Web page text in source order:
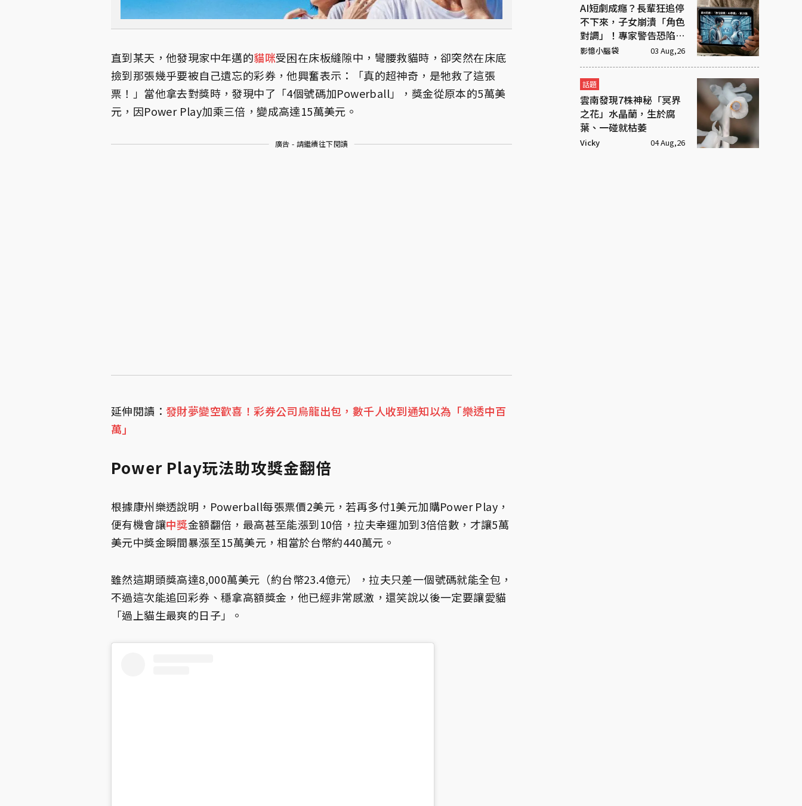
直到某天，他發現家中年邁的貓咪受困在床板縫隙中，彎腰救貓時，卻突然在床底
撿到那張幾乎要被自己遺忘的彩券，他興奮表示：「真的超神奇，是牠救了這張
票！」當他拿去對獎時，發現中了「4個號碼加Powerball」，獎金從原本的5萬美
元，因Power Play加乘三倍，變成高達15萬美元。
廣告 - 請繼續往下閱讀
延伸閱讀： 發財夢變空歡喜！彩券公司烏龍出包，數千人收到通知以為「樂透中百
萬」
Power Play玩法助攻獎金翻倍
根據康州樂透說明，Powerball每張票價2美元，若再多付1美元加購Power Play，
便有機會讓中獎金額翻倍，最高甚至能漲到10倍，拉夫幸運加到3倍倍數，才讓5萬
美元中獎金瞬間暴漲至15萬美元，相當於台幣約440萬元。
雖然這期頭獎高達8,000萬美元（約台幣23.4億元），拉夫只差一個號碼就能全包，
不過這次能追回彩券、穩拿高額獎金，他已經非常感激，還笑說以後一定要讓愛貓
「過上貓生最爽的日子」。
AI短劇成癮？長輩狂追停
不下來，子女崩潰「角色
對調」！專家警告恐陷腦
腐
影憶小腦袋 03 Aug,26
話題
雲南發現7株神秘「冥界
之花」水晶蘭，生於腐
葉、一碰就枯萎
Vicky 04 Aug,26